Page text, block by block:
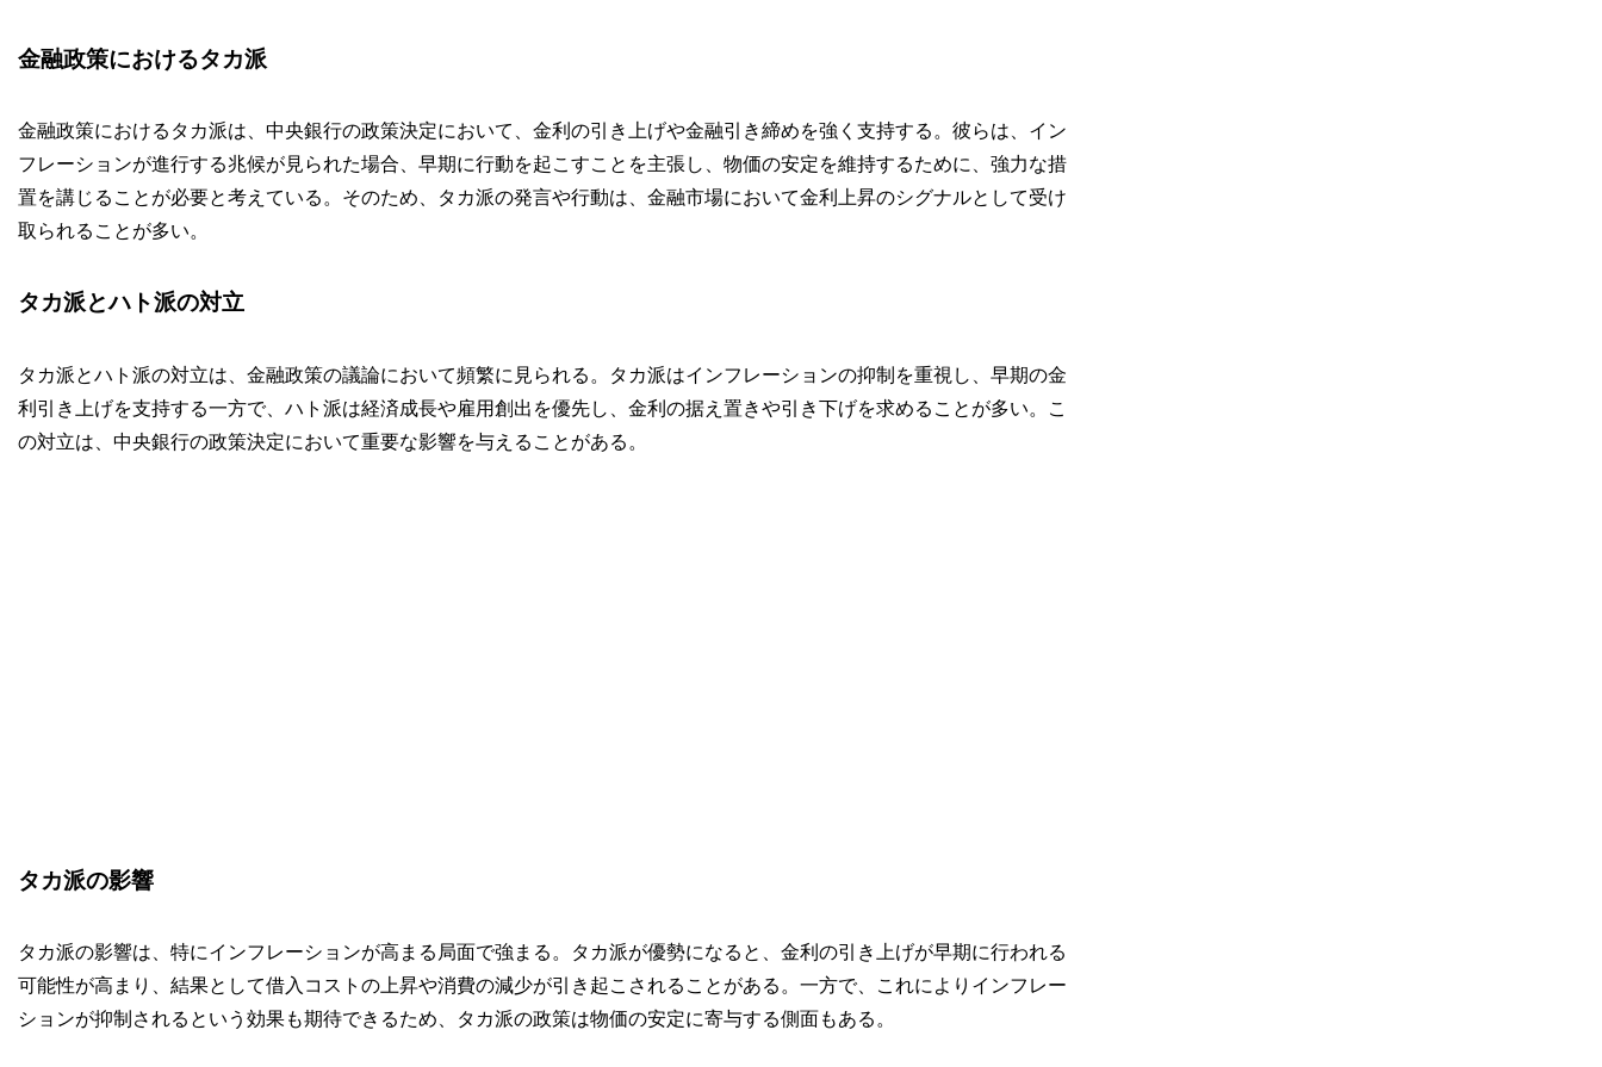
金融政策におけるタカ派
金融政策におけるタカ派は、中央銀行の政策決定において、金利の引き上げや金融引き締めを強く支持する。彼らは、イン
フレーションが進行する兆候が見られた場合、早期に行動を起こすことを主張し、物価の安定を維持するために、強力な措
置を講じることが必要と考えている。そのため、タカ派の発言や行動は、金融市場において金利上昇のシグナルとして受け
取られることが多い。
タカ派とハト派の対立
タカ派とハト派の対立は、金融政策の議論において頻繁に見られる。タカ派はインフレーションの抑制を重視し、早期の金
利引き上げを支持する一方で、ハト派は経済成長や雇用創出を優先し、金利の据え置きや引き下げを求めることが多い。こ
の対立は、中央銀行の政策決定において重要な影響を与えることがある。
タカ派の影響
タカ派の影響は、特にインフレーションが高まる局面で強まる。タカ派が優勢になると、金利の引き上げが早期に行われる
可能性が高まり、結果として借入コストの上昇や消費の減少が引き起こされることがある。一方で、これによりインフレー
ションが抑制されるという効果も期待できるため、タカ派の政策は物価の安定に寄与する側面もある。